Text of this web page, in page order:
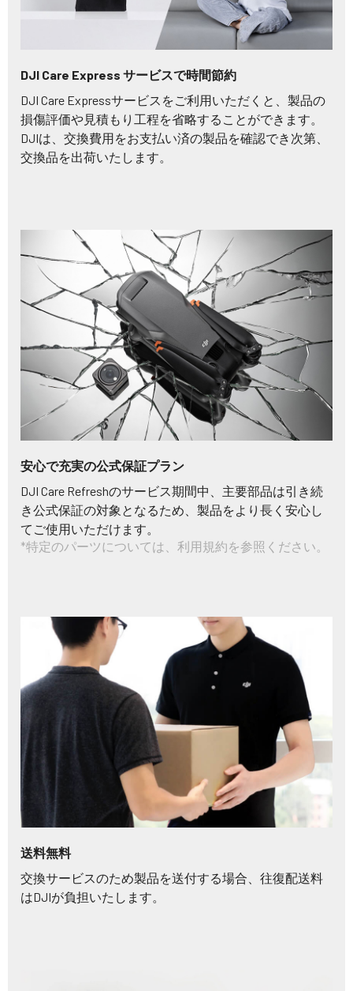
DJI Care Express サービスで時間節約
DJI Care Expressサービスをご利用いただくと、製品の
損傷評価や見積もり工程を省略することができます。
DJIは、交換費用をお支払い済の製品を確認でき次第、
交換品を出荷いたします。
安心で充実の公式保証プラン
DJI Care Refreshのサービス期間中、主要部品は引き続
き公式保証の対象となるため、製品をより長く安心し
てご使用いただけます。
*特定のパーツについては、利用規約を参照ください。
送料無料
交換サービスのため製品を送付する場合、往復配送料
はDJIが負担いたします。